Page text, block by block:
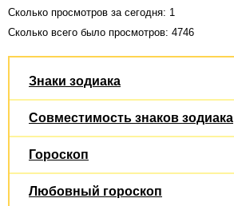
Сколько просмотров за сегодня: 1
Сколько всего было просмотров: 4746
Знаки зодиака
Совместимость знаков зодиака
Гороскоп
Любовный гороскоп